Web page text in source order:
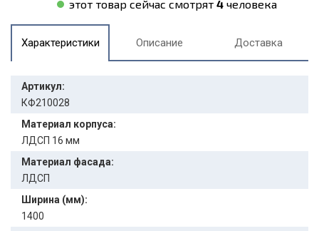
этот товар сейчас смотрят 4человека
Характеристики Описание Доставка
Артикул:
КФ210028
Материал корпуса:
ЛДСП 16 мм
Материал фасада:
ЛДСП
Ширина (мм):
1400